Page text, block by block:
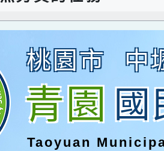
桃園市 中
青園國
Taoyuan